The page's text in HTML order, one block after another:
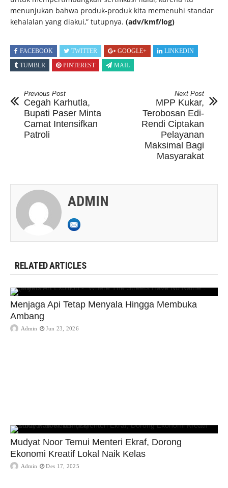
menunjukan bahwa produk-produk kita memenuhi standar
kehalalan yang diakui,” tutupnya. (adv/kmf/log)
FACEBOOK TWITTER GOOGLE+
LINKEDIN
TUMBLR
PINTEREST MAIL
Previous Post
Cegah Karhutla,
Bupati Paser Minta
Camat Intensifkan
Patroli
Next Post
MPP Kukar,
Terobosan Edi-
Rendi Ciptakan
Pelayanan
Maksimal Bagi
Masyarakat
ADMIN
RELATED ARTICLES
Menjaga Api Tetap Menyala Hingga Membuka
Ambang
Admin Jun 23, 2026
Mudyat Noor Temui Menteri Ekraf, Dorong
Ekonomi Kreatif Lokal Naik Kelas
Admin Des 17, 2025